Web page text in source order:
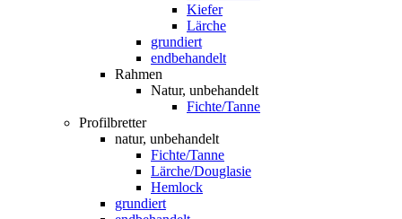
Kiefer
Lärche
grundiert
endbehandelt
Rahmen
Natur, unbehandelt
Fichte/Tanne
Profilbretter
natur, unbehandelt
Fichte/Tanne
Lärche/Douglasie
Hemlock
grundiert